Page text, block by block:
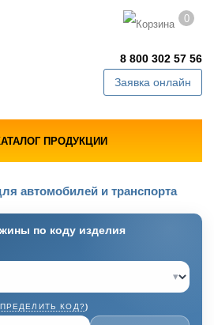
0
8 800 302 57 56
Заявка онлайн
ПРОДУКЦИИ
автомобилей и транспорта
по коду изделия
▾
КОД?)